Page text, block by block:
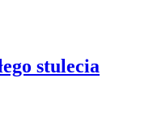
stulecia